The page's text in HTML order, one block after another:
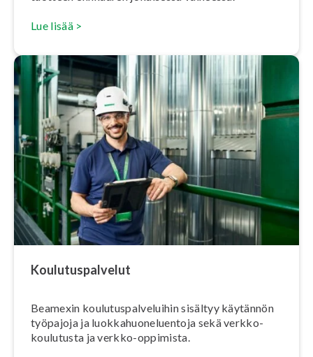
Lue lisää >
Kou­lu­tus­pal­ve­lut
Beamexin kou­lu­tus­pal­ve­lui­hin sisältyy käytännön
työpajoja ja luok­ka­huo­ne­luen­to­ja sekä verk­ko­
kou­lu­tus­ta ja verkko-oppimista.